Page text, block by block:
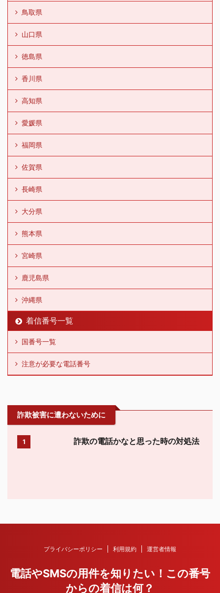
鳥取県
山口県
徳島県
香川県
高知県
愛媛県
福岡県
佐賀県
長崎県
大分県
熊本県
宮崎県
鹿児島県
沖縄県
着信番号一覧
国番号一覧
注意が必要な電話番号
詐欺被害に遭わないために
1 詐欺の電話かなと思った時の対処法
プライバシーポリシー 利用規約 運営者情報
電話やSMSの用件を知りたい！この番号
からの着信は何？